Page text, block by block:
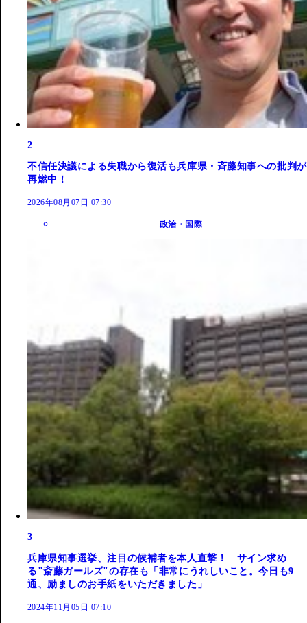
2
不信任決議による失職から復活も兵庫県・斉藤知事への批判が
再燃中！
2026年08月07日 07:30
政治・国際
3
兵庫県知事選挙、注目の候補者を本人直撃！ サイン求め
る"斎藤ガールズ"の存在も「非常にうれしいこと。今日も9
通、励ましのお手紙をいただきました」
2024年11月05日 07:10